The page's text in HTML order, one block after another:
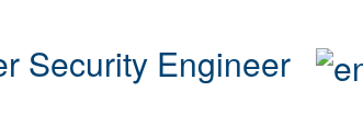
Security Engineer